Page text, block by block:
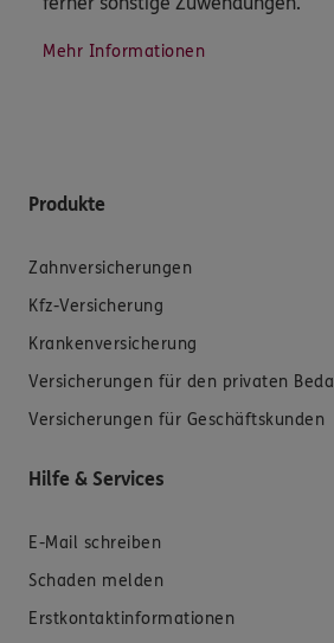
Mehr Informationen
Produkte
Zahnversicherungen
Kfz-Versicherung
Krankenversicherung
Versicherungen für den privaten
Versicherungen für Geschäftskunden
Hilfe & Services
E-Mail schreiben
Schaden melden
Erstkontaktinformationen